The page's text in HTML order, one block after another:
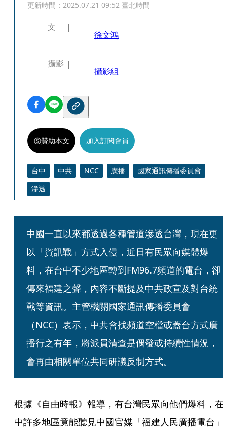
更新時間： 2025.07.21 09:52 臺北時間
文
徐文鴻
攝影
攝影組
贊助本文 加入訂閱會員
台中 中共 NCC 廣播
國家通訊傳播委員會
滲透
中國一直以來都透過各種管道滲透台灣，現在更
以「資訊戰」方式入侵，近日有民眾向媒體爆
料，在台中不少地區轉到FM96.7頻道的電台，卻
傳來福建之聲，內容不斷提及中共政宣及對台統
戰等資訊。主管機關國家通訊傳播委員會
（NCC）表示，中共會找頻道空檔或蓋台方式廣
播行之有年，將派員清查是偶發或持續性情況，
會再由相關單位共同研議反制方式。
根據《自由時報》報導，有台灣民眾向他們爆料，在
中許多地區竟能聽見中國官媒「福建人民廣播電台」